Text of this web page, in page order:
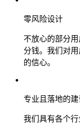
零风险设计
不放心的部分
分钱。我们对
的信心。
专业且落地的建
我们具有各个